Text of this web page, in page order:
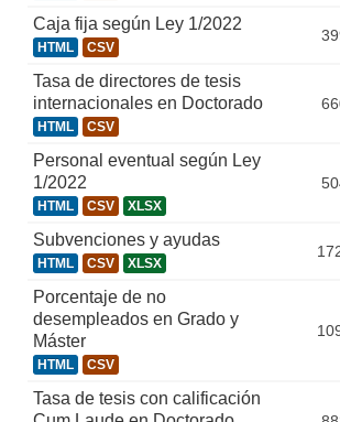
Caja fija según Ley 1/2022
HTML CSV
Tasa de directores de tesis
internacionales en Doctorado
HTML CSV
Personal eventual según Ley
1/2022
HTML CSV XLSX
Subvenciones y ayudas
HTML CSV XLSX
Porcentaje de no
desempleados en Grado y
Máster
HTML CSV
Tasa de tesis con calificación